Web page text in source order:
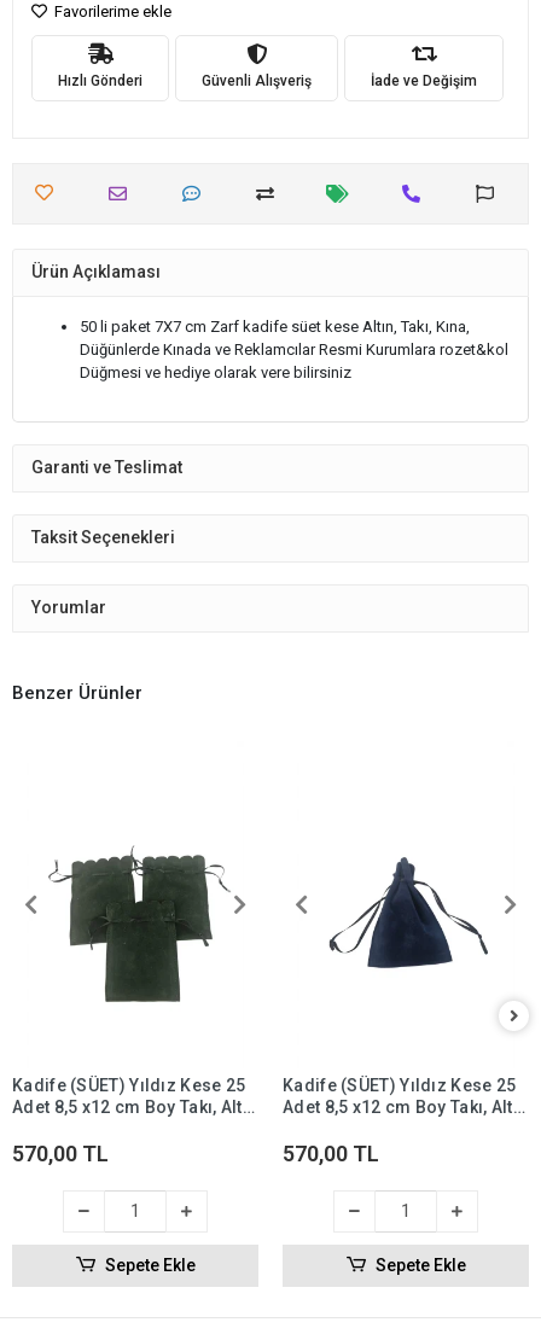
Favorilerime ekle
Hızlı Gönderi Güvenli Alışveriş İade ve Değişim
Ürün Açıklaması
50 li paket 7X7 cm Zarf kadife süet kese Altın, Takı, Kına,
Düğünlerde Kınada ve Reklamcılar Resmi Kurumlara rozet&kol
Düğmesi ve hediye olarak vere bilirsiniz
Garanti ve Teslimat
Taksit Seçenekleri
Yorumlar
Benzer Ürünler
Kadife (SÜET) Yıldız Kese 25
Adet 8,5 x12 cm Boy Takı, Altın
570,00 TL
Sepete Ekle
Kadife (SÜET) Yıldız Kese 25
Adet 8,5 x12 cm Boy Takı, Altın
570,00 TL
Sepete Ekle